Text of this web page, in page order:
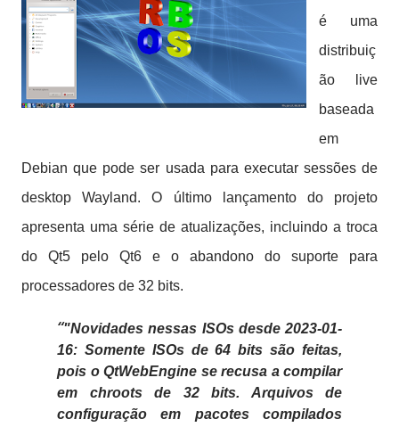
é uma
distribuiç
ão live
baseada
em
Debian que pode ser usada para executar sessões de
desktop Wayland.O último lançamento do projeto
apresenta uma série de atualizações, incluindo a troca
do Qt5 pelo Qt6 e o ​​abandono do suporte para
processadores de 32 bits.
"Novidades nessas ISOs desde 2023-01-
16: Somente ISOs de 64 bits são feitas,
pois o QtWebEngine se recusa a compilar
em chroots de 32 bits. Arquivos de
configuração em pacotes compilados